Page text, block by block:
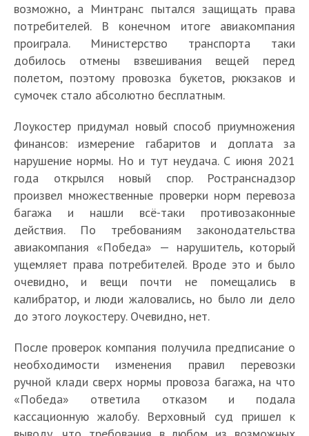
возможно, а Минтранс пытался защищать права
потребителей. В конечном итоге авиакомпания
проиграла. Министерство транспорта таки
добилось отмены взвешивания вещей перед
полетом, поэтому провозка букетов, рюкзаков и
сумочек стало абсолютно бесплатным.
Лоукостер придумал новый способ приумножения
финансов: измерение габаритов и доплата за
нарушение нормы. Но и тут неудача. С июня 2021
года открылся новый спор. Ространснадзор
произвел множественные проверки норм перевоза
багажа и нашли всё-таки противозаконные
действия. По требованиям законодательства
авиакомпания «Победа» — нарушитель, который
ущемляет права потребителей. Вроде это и было
очевидно, и вещи почти не помещались в
калибратор, и люди жаловались, но было ли дело
до этого лоукостеру. Очевидно, нет.
После проверок компания получила предписание о
необходимости изменения правил перевозки
ручной клади сверх нормы провоза багажа, на что
«Победа» ответила отказом и подала
кассационную жалобу. Верховный суд пришел к